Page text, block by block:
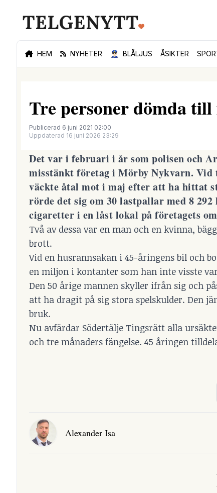
HEM NYHETER 👮🏻‍♂️ BLÅLJUS ÅSIKTER
Tre personer dömda
Publicerad 6 juni 2021 02:00
Uppdaterad 16 juni 2026 23:29
Det var i februari i år som polisen och
misstänkt företag i Mörby Nykvarn.
väckte åtal mot i maj efter att ha hittat
rörde det sig om 30 lastpallar med 8
cigaretter i en låst lokal på företagets
Två av dessa var en man och en kvinna,
brott.
Vid en husrannsakan i 45-åringens bil och
en miljon i kontanter som han inte visste
Den 50 årige mannen skyller ifrån sig och
att ha dragit på sig stora spelskulder. Den
bruk.
Nu avfärdar Södertälje Tingsrätt alla
och tre månaders fängelse. 45 åringen
Alexander Isa